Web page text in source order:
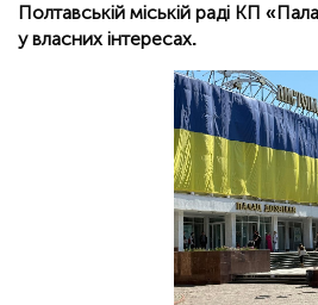
Полтавській міській раді КП
у власних інтересах.